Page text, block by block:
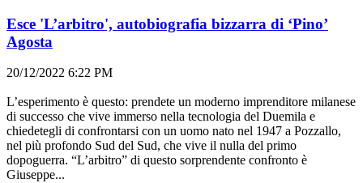
Esce 'L’arbitro', autobiografia bizzarra di ‘Pino’
Agosta
20/12/2022 6:22 PM
L’esperimento è questo: prendete un moderno imprenditore milanese
di successo che vive immerso nella tecnologia del Duemila e
chiedetegli di confrontarsi con un uomo nato nel 1947 a Pozzallo,
nel più profondo Sud del Sud, che vive il nulla del primo
dopoguerra. “L’arbitro” di questo sorprendente confronto è
Giuseppe...